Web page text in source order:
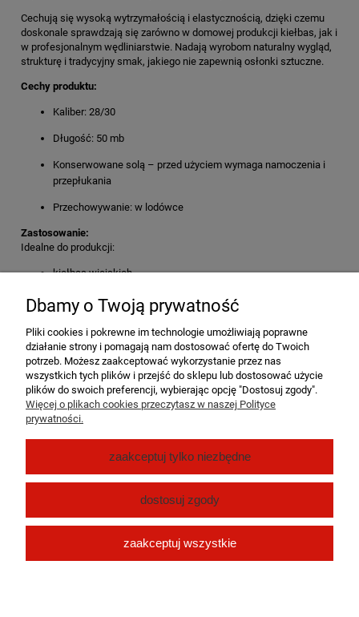
Cechują się wysoką wytrzymałością i elastycznością, dzięki czemu
doskonale sprawdzają się zarówno w domowej produkcji kiełbas, jak i
w profesjonalnym wędliniarstwie. Nadają wyrobom naturalny wygląd,
strukturę i tradycyjny smak, jakiego nie zapewnią osłonki sztuczne.
Cechy produktu:
Kaliber: 28/30
Długość: 50 mb
Konserwowane solą – przed użyciem wymaga namoczenia i
przepłukania
Przechowywanie: w lodówce
Zastosowanie:
Idealne do produkcji:
kiełbas wiejskich,
kiełbas parzonych i wędzonych (np. śląska, podwawelska),
białej kiełbasy,
domowych i rzemieślniczych wyrobów mięsnych.
Postaw na jakość i tradycję – wybierzjelita wieprzowe, które są
podstawą doskonałych, domowych kiełbas o prawdziwym,
naturalnym smaku.
Pomoc
Moje konto
Płatności i dostawa
Dbamy o Twoją prywatność
Pliki cookies i pokrewne im technologie umożliwiają poprawne
działanie strony i pomagają nam dostosować ofertę do Twoich
potrzeb. Możesz zaakceptować wykorzystanie przez nas
wszystkich tych plików i przejść do sklepu lub dostosować użycie
plików do swoich preferencji, wybierając opcję "Dostosuj zgody".
Więcej o plikach cookies przeczytasz w naszej Polityce
prywatności.
zaakceptuj tylko niezbędne
dostosuj zgody
zaakceptuj wszystkie